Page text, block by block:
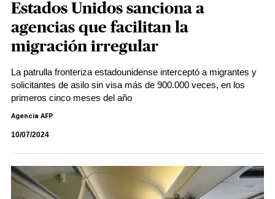
Estados Unidos sanciona a
agencias que facilitan la
migración irregular
La patrulla fronteriza estadounidense interceptó a migrantes y
solicitantes de asilo sin visa más de 900.000 veces, en los
primeros cinco meses del año
Agencia AFP
10/07/2024